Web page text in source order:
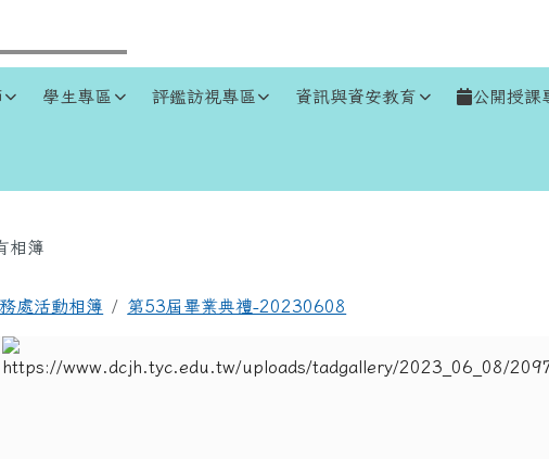
學生專區 評鑑訪視專區 資訊與資安教育 公開授課
容區域
相簿
處活動相簿 第53屆畢業典禮-20230608